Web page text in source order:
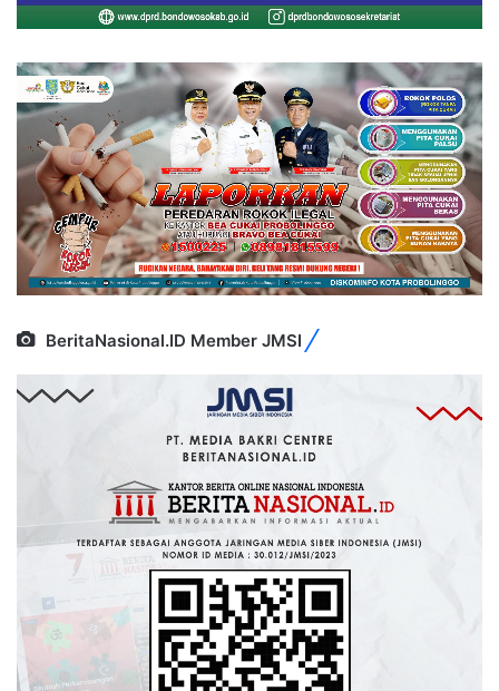
BeritaNasional.ID Member JMSI